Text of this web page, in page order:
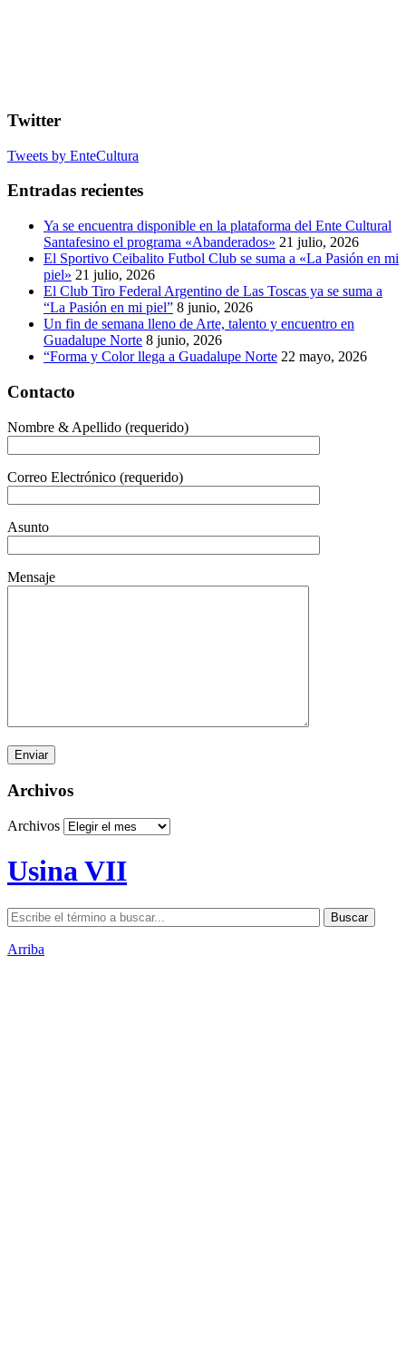
Twitter
Tweets by EnteCultura
Entradas recientes
Ya se encuentra disponible en la plataforma del Ente Cultural
Santafesino el programa «Abanderados» 21 julio, 2026
El Sportivo Ceibalito Futbol Club se suma a «La Pasión en mi
piel» 21 julio, 2026
El Club Tiro Federal Argentino de Las Toscas ya se suma a
“La Pasión en mi piel” 8 junio, 2026
Un fin de semana lleno de Arte, talento y encuentro en
Guadalupe Norte 8 junio, 2026
“Forma y Color llega a Guadalupe Norte 22 mayo, 2026
Contacto
Nombre & Apellido (requerido)
Correo Electrónico (requerido)
Asunto
Mensaje
Archivos
Archivos
Usina VII
Arriba